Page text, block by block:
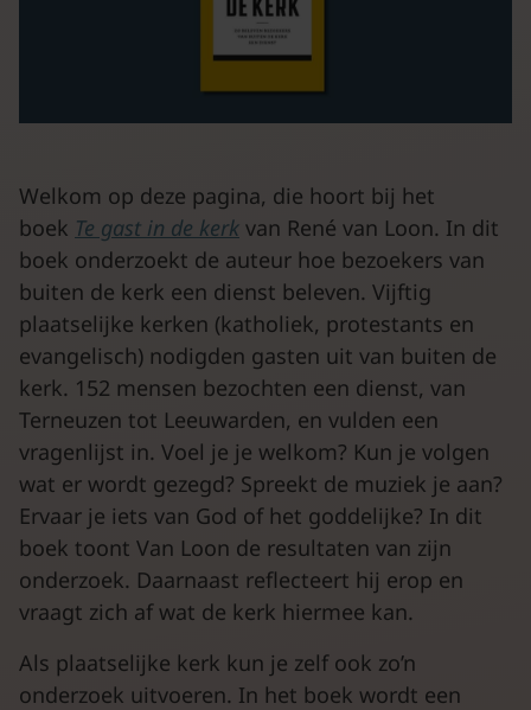
Welkom op deze pagina, die hoort bij het
boek Te gast in de kerk van René van Loon. In dit
boek onderzoekt de auteur hoe bezoekers van
buiten de kerk een dienst beleven. Vijftig
plaatselijke kerken (katholiek, protestants en
evangelisch) nodigden gasten uit van buiten de
kerk. 152 mensen bezochten een dienst, van
Terneuzen tot Leeuwarden, en vulden een
vragenlijst in. Voel je je welkom? Kun je volgen
wat er wordt gezegd? Spreekt de muziek je aan?
Ervaar je iets van God of het goddelijke? In dit
boek toont Van Loon de resultaten van zijn
onderzoek. Daarnaast reflecteert hij erop en
vraagt zich af wat de kerk hiermee kan.
Als plaatselijke kerk kun je zelf ook zo’n
onderzoek uitvoeren. In het boek wordt een